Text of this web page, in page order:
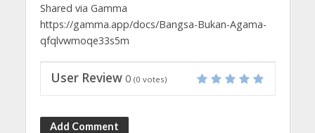
Shared via Gamma
https://gamma.app/docs/Bangsa-Bukan-Agama-
qfqlvwmoqe33s5m
User Review 0 (0 votes)
Add Comment